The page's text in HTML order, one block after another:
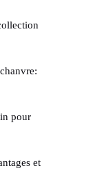
pour
et